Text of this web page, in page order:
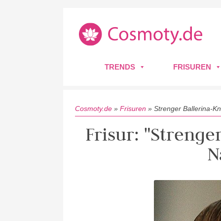
TRENDS FRISUREN
Cosmoty.de » Frisuren » Strenger Ballerina-
Frisur: